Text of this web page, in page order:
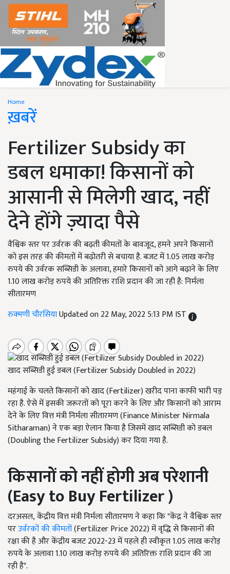
Home
ख़बरें
Fertilizer Subsidy का
डबल धमाका! किसानों को
आसानी से मिलेगी खाद, नहीं
देने होंगे ज़्यादा पैसे
वैश्विक स्तर पर उर्वरक की बढ़ती कीमतों के बावजूद, हमने अपने किसानों
को इस तरह की कीमतों में बढ़ोतरी से बचाया है. बजट में 1.05 लाख करोड़
रुपये की उर्वरक सब्सिडी के अलावा, हमारे किसानों को आगे बढ़ाने के लिए
1.10 लाख करोड़ रुपये की अतिरिक्त राशि प्रदान की जा रही है: निर्मला
सीतारमण
रुक्मणी चौरसियाUpdated on 22 May, 2022 5:13 PM IST
खाद सब्सिडी हुई डबल (Fertilizer Subsidy Doubled in 2022)
महंगाई के चलते किसानों को खाद (Fertilizer)खरीद पाना काफी भारी पड़
रहा है. ऐसे में इसकी जरूरतों को पूरा करने के लिए और किसानों को आराम
देने के लिए वित्त मंत्री निर्मला सीतारमण (Finance Minister Nirmala
Sitharaman)ने एक बड़ा ऐलान किया है जिसमें खाद सब्सिडी को डबल
(Doubling the Fertilizer Subsidy)कर दिया गया है.
किसानों को नहीं होगी अब परेशानी
(Easy to Buy Fertilizer )
दरअसल,केंद्रीय वित्त मंत्री निर्मला सीतारमण ने कहा कि "केंद्र ने वैश्विक स्तर
परउर्वरकों की कीमतों(Fertilizer Price 2022)में वृद्धि से किसानों की
रक्षा की है और केंद्रीय बजट2022-23में पहले ही स्वीकृत1.05लाख करोड़
रुपये के अलावा1.10लाख करोड़ रुपये की अतिरिक्त राशि प्रदान की जा
रही है".